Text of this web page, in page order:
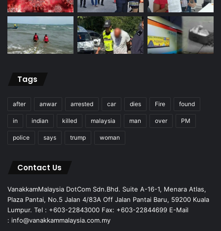
Tags
after anwar arrested car dies Fire found
in indian killed malaysia man over PM
police says trump woman
Contact Us
VanakkamMalaysia DotCom Sdn.Bhd. Suite A-16-1, Menara Atlas,
Plaza Pantai, No.5 Jalan 4/83A Off Jalan Pantai Baru, 59200 Kuala
Lumpur. Tel : +603-22843000 Fax: +603-22844699 E-Mail
: info@vanakkammalaysia.com.my